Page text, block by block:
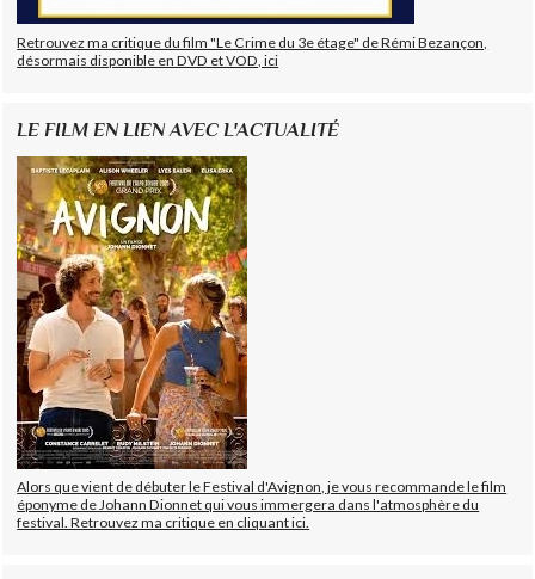
Retrouvez ma critique du film "Le Crime du 3e étage" de Rémi Bezançon,
désormais disponible en DVD et VOD, ici
LE FILM EN LIEN AVEC L'ACTUALITÉ
Alors que vient de débuter le Festival d'Avignon, je vous recommande le film
éponyme de Johann Dionnet qui vous immergera dans l'atmosphère du
festival. Retrouvez ma critique en cliquant ici.